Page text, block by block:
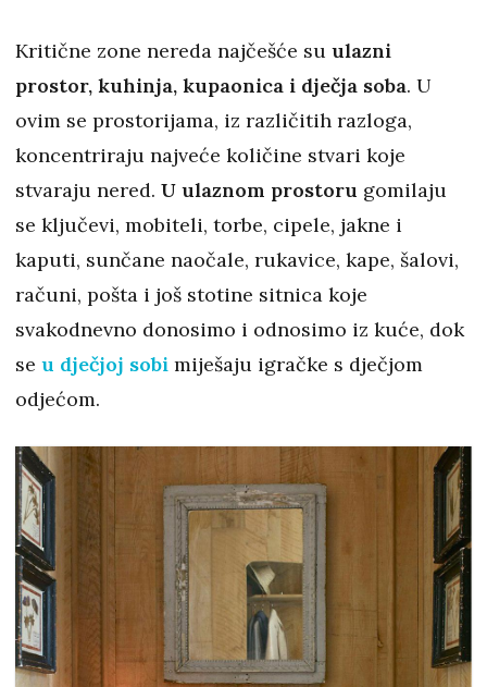
Kritične zone nereda najčešće su ulazni
prostor, kuhinja, kupaonica i dječja soba. U
ovim se prostorijama, iz različitih razloga,
koncentriraju najveće količine stvari koje
stvaraju nered. U ulaznom prostoru gomilaju
se ključevi, mobiteli, torbe, cipele, jakne i
kaputi, sunčane naočale, rukavice, kape, šalovi,
računi, pošta i još stotine sitnica koje
svakodnevno donosimo i odnosimo iz kuće, dok
se u dječjoj sobi miješaju igračke s dječjom
odjećom.